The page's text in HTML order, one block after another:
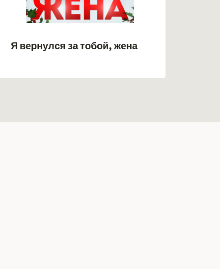
Я вернулся за тобой, жена